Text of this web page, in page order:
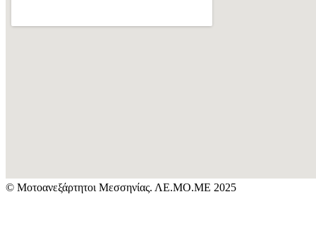
© Μοτοανεξάρτητοι Μεσσηνίας. ΛΕ.ΜΟ.ΜΕ 2025